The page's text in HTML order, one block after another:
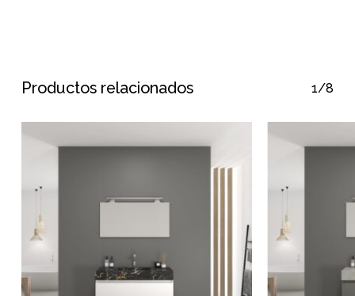
Productos relacionados 1/8